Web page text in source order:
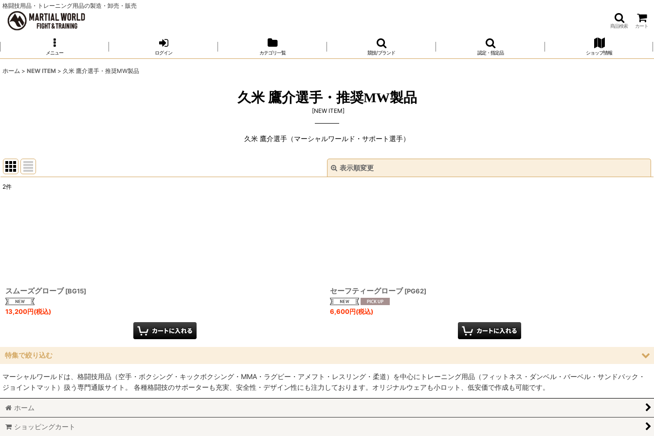
格闘技用品・トレーニング用品の製造・卸売・販売
商品検索 カート
メニュー ログイン カテゴリ一覧 競技/ブランド 認定・指定品 ショップ情報
ホーム > NEW ITEM > 久米 鷹介選手・推奨MW製品
久米 鷹介選手・推奨MW製品
[NEW ITEM]
久米 鷹介選手（マーシャルワールド・サポート選手）
表示順変更
2件
スムーズグローブ [BG15]
13,200円(税込)
セーフティーグローブ [PG62]
6,600円(税込)
特集で絞り込む
空手
MMA総合格闘技
マーシャルワールドは、格闘技用品（空手・ボクシング・キックボクシング・MMA・ラグビー・アメフト・レスリング・柔道）を中心にトレーニング用品（フィットネス・ダンベル・バーベル・サンドバック・
ジョイントマット）扱う専門通販サイト。 各種格闘技のサポーターも充実、安全性・デザイン性にも注力しております。オリジナルウェアも小ロット、低安価で作成も可能です。
ホーム
ショッピングカート